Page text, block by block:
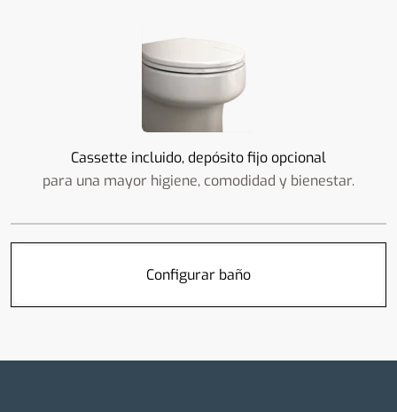
Cassette incluido, depósito fijo opcional
para una mayor higiene, comodidad y bienestar.
Configurar baño